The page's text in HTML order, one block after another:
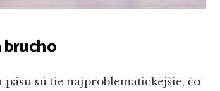
brucho
pásu sú tie najproblematickejšie, čo